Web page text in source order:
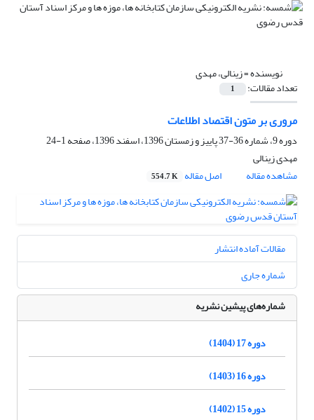
نویسنده =زینالی، مهدی
تعداد مقالات: 1
مروری بر متون اقتصاد اطلاعات
دوره 9، شماره 36-37 پاییز و زمستان 1396، اسفند 1396، صفحه
1-24
مهدی زینالی
مشاهده مقاله
اصل مقاله 554.7 K
مقالات آماده انتشار
شماره جاری
شماره‌های پیشین نشریه
دوره 17 (1404)
دوره 16 (1403)
دوره 15 (1402)